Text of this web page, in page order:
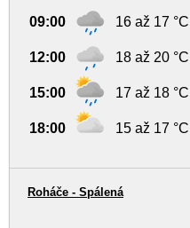
09:00 16 až 17 °C
12:00 18 až 20 °C
15:00 17 až 18 °C
18:00 15 až 17 °C
Roháče - Spálená